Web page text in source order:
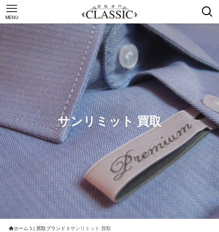
MENU
サンリミット 買取
ホーム | 買取ブランド サンリミット 買取